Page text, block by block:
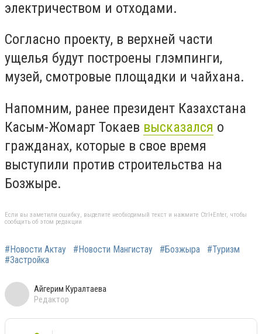
электричеством и отходами.
Согласно проекту, в верхней части
ущелья будут построены глэмпинги,
музей, смотровые площадки и чайхана.
Напомним, ранее президент Казахстана
Касым-Жомарт Токаев высказался о
гражданах, которые в свое время
выступили против строительства на
Бозжыре.
Если вы заметили ошибку, выделите необходимый текст и нажмите Ctrl+Enter, чтобы
сообщить об этом редакции
#Новости Актау #Новости Мангистау #Бозжыра
#Туризм
#Застройка
Айгерим Куралтаева
Редактор